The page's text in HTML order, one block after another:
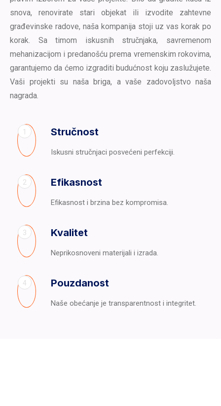
snova, renovirate stari objekat ili izvodite zahtevne
građevinske radove, naša kompanija stoji uz vas korak po
korak. Sa timom iskusnih stručnjaka, savremenom
mehanizacijom i predanošću prema vremenskim rokovima,
garantujemo da ćemo izgraditi budućnost koju zaslužujete.
Vaši projekti su naša briga, a vaše zadovoljstvo naša
nagrada.
1 Stručnost
Iskusni stručnjaci posvećeni perfekciji.
2 Efikasnost
Efikasnost i brzina bez kompromisa.
3 Kvalitet
Neprikosnoveni materijali i izrada.
4 Pouzdanost
Naše obećanje je transparentnost i integritet.